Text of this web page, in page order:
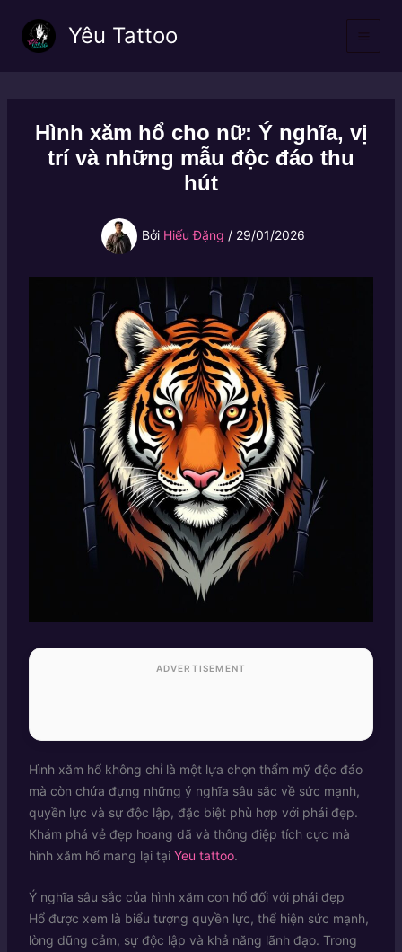
Yêu Tattoo
Hình xăm hổ cho nữ: Ý nghĩa, vị
trí và những mẫu độc đáo thu
hút
Bởi Hiếu Đặng / 29/01/2026
ADVERTISEMENT
Hình xăm hổ không chỉ là một lựa chọn thẩm mỹ độc đáo
mà còn chứa đựng những ý nghĩa sâu sắc về sức mạnh,
quyền lực và sự độc lập, đặc biệt phù hợp với phái đẹp.
Khám phá vẻ đẹp hoang dã và thông điệp tích cực mà
hình xăm hổ mang lại tại Yeu tattoo.
Ý nghĩa sâu sắc của hình xăm con hổ đối với phái đẹp
Hổ được xem là biểu tượng quyền lực, thể hiện sức mạnh,
lòng dũng cảm, sự độc lập và khả năng lãnh đạo. Trong